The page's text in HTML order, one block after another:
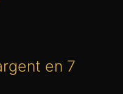
en 7